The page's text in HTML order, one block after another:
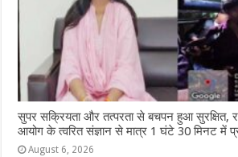
सुपर सक्रियता और तत्परता से बचपन हुआ सुरक्षित,
आयोग के त्वरित संज्ञान से मात्र 1 घंटे 30 मिनट में
August 6, 2026